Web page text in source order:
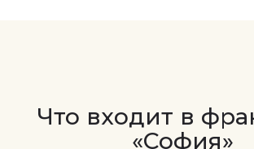
Что входит в
«София»